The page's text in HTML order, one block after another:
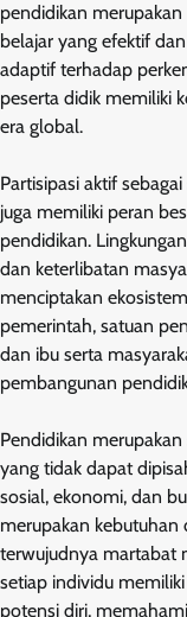
pendidikan
belajar yang efektif
adaptif terhadap
peserta didik memiliki
era global.
Partisipasi aktif
juga memiliki peran
pendidikan.
dan keterlibatan
menciptakan
pemerintah, satuan
dan ibu serta
pembangunan
Pendidikan
yang tidak dapat
sosial, ekonomi, dan
merupakan
terwujudnya martabat
setiap individu
potensi diri,